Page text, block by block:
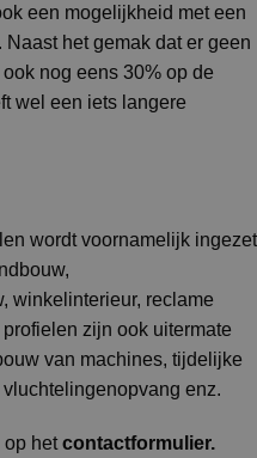
een mogelijkheid met een
het gemak dat er geen
nog eens 30% op de
wel een iets langere
wordt voornamelijk ingezet
winkelinterieur, reclame
zijn ook uitermate
van machines, tijdelijke
enz.
op hetcontactformulier.